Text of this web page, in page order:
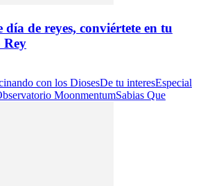
día de reyes, conviértete en tu
Rey
con los DiosesDe tu interesEspecial
MoonmentumSabias Que